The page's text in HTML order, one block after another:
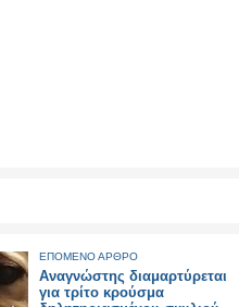
ΕΠΟΜΕΝΟ ΑΡΘΡΟ
Αναγνώστης διαμαρτύρεται
για τρίτο κρούσμα